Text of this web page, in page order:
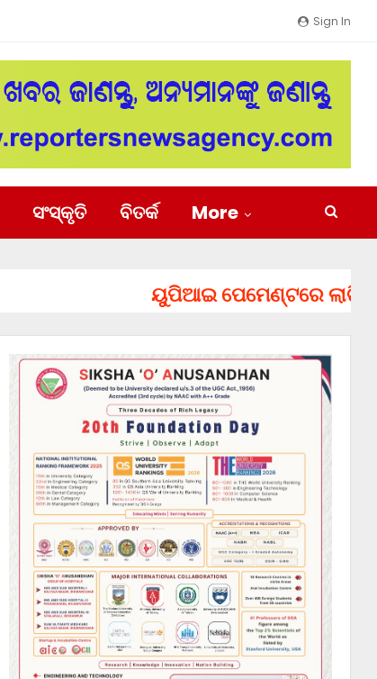
Sign In
ସଂସ୍କୃତି ବିତର୍କ More
ୟୁପିଆଇ ପେମେଣ୍ଟରେ ଲାଗିପାରେ